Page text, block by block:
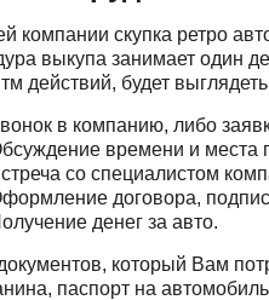
компании скупка ретро
выкупа занимает один
действий, будет выглядеть
в компанию, либо
времени и места
со специалистом
договора,
денег за авто.
который Вам
паспорт на